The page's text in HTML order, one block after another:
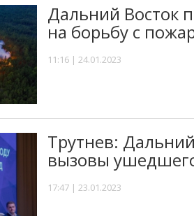
Дальний Восток
на борьбу с
11:16 | 24.01.2023
Трутнев:
вызовы
17:47 | 23.01.2023